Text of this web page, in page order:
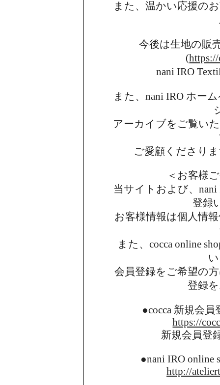
また、温かい応援の
今後は生地の販
(https://
nani IRO
また、nani IRO ホー
アーカイブを ご覧い
ご愛顧くださり
＜お客様
当サイトおよび、
登録
お客様情報は個人情
また、cocca online
会員登録をご希望の
登録
●cocca 新規会
https://
新規会員登
●nani IRO online
http://